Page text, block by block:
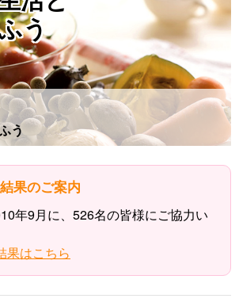
う
う
果のご案内
年9月に、526名の皆様にご協力い
果はこちら